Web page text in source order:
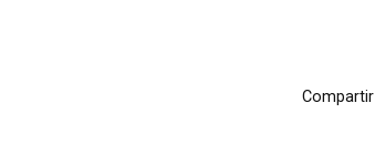
Compartir